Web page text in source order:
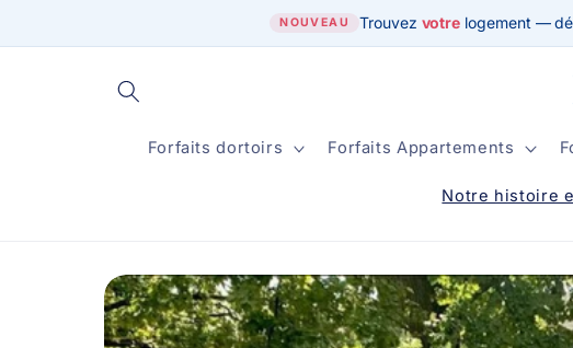
au
NOUVEAU Trouvez votre logement —
Forfaits dortoirs Forfaits Appartements
Notre histoire